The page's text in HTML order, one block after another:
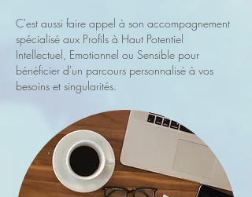
C'est aussi faire appel à son accompagnement
spécialisé aux Profils à Haut Potentiel
Intellectuel, Emotionnel ou Sensible pour
bénéficier d'un parcours personnalisé à vos
besoins et singularités.